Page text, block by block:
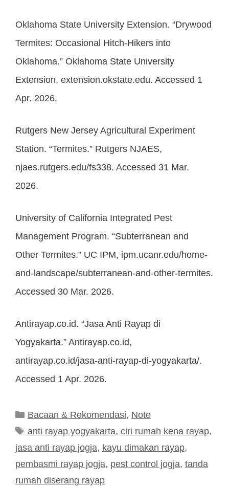
Oklahoma State University Extension. “Drywood
Termites: Occasional Hitch-Hikers into
Oklahoma.” Oklahoma State University
Extension, extension.okstate.edu. Accessed 1
Apr. 2026.
Rutgers New Jersey Agricultural Experiment
Station. “Termites.” Rutgers NJAES,
njaes.rutgers.edu/fs338. Accessed 31 Mar.
2026.
University of California Integrated Pest
Management Program. “Subterranean and
Other Termites.” UC IPM, ipm.ucanr.edu/home-
and-landscape/subterranean-and-other-termites.
Accessed 30 Mar. 2026.
Antirayap.co.id. “Jasa Anti Rayap di
Yogyakarta.” Antirayap.co.id,
antirayap.co.id/jasa-anti-rayap-di-yogyakarta/.
Accessed 1 Apr. 2026.
Kategori
Bacaan & Rekomendasi, Note
Tag
anti rayap yogyakarta, ciri rumah kena rayap,
jasa anti rayap jogja, kayu dimakan rayap,
pembasmi rayap jogja, pest control jogja, tanda
rumah diserang rayap